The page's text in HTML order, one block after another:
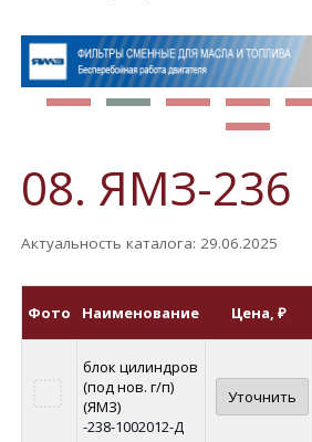
08. ЯМЗ-236
Актуальность каталога: 29.06.2025
Фото Наименование Цена, ₽
блок цилиндров
(под нов. г/п)
(ЯМЗ)
-238-1002012-Д
Уточнить